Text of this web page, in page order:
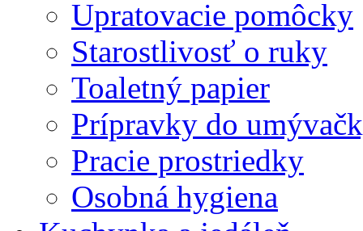
Upratovacie pomôcky
Starostlivosť o ruky
Toaletný papier
Prípravky do
Pracie prostriedky
Osobná hygiena